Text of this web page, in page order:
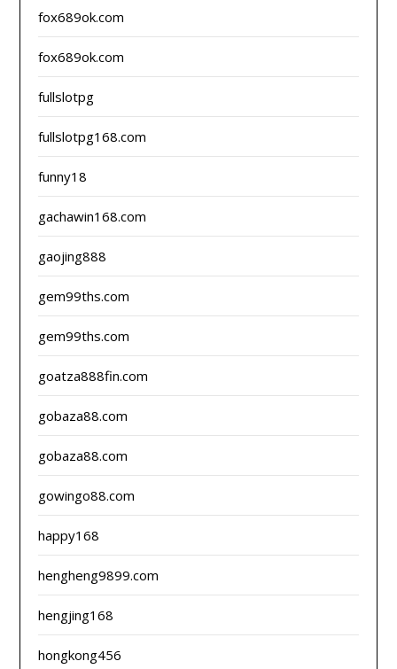
fox689ok.com
fox689ok.com
fullslotpg
fullslotpg168.com
funny18
gachawin168.com
gaojing888
gem99ths.com
gem99ths.com
goatza888fin.com
gobaza88.com
gobaza88.com
gowingo88.com
happy168
hengheng9899.com
hengjing168
hongkong456